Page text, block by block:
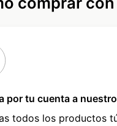
por tu cuenta a
todos los productos